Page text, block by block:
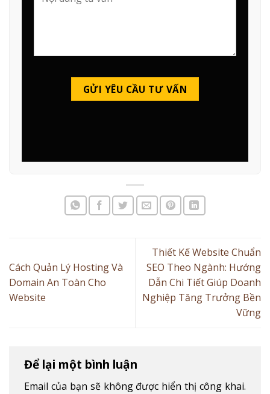
Cách Quản Lý Hosting Và
Domain An Toàn Cho
Website
Thiết Kế Website Chuẩn
SEO Theo Ngành: Hướng
Dẫn Chi Tiết Giúp Doanh
Nghiệp Tăng Trưởng Bền
Vững
Để lại một bình luận
Email của bạn sẽ không được hiển thị công khai.